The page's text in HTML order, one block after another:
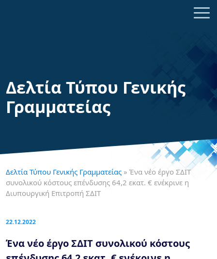
Δελτία Τύπου Γενικής
Γραμματείας
Δελτία Τύπου Γενικής Γραμματείας » Ένα νέο έργο ΣΔΙΤ
συνολικού κόστους επένδυσης 64,2 εκατ. € ενέκρινε η
Διυπουργική Επιτροπή ΣΔΙΤ
22.12.2022
Ένα νέο έργο ΣΔΙΤ συνολικού κόστους